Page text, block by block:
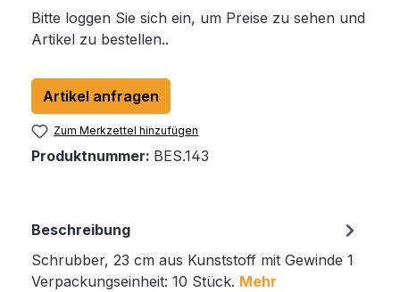
Bitte loggen Sie sich ein, um Preise zu sehen und
Artikel zu bestellen..
Artikel anfragen
Zum Merkzettel hinzufügen
Produktnummer: BES.143
Beschreibung
Schrubber, 23 cm aus Kunststoff mit Gewinde 1
Verpackungseinheit: 10 Stück. Mehr